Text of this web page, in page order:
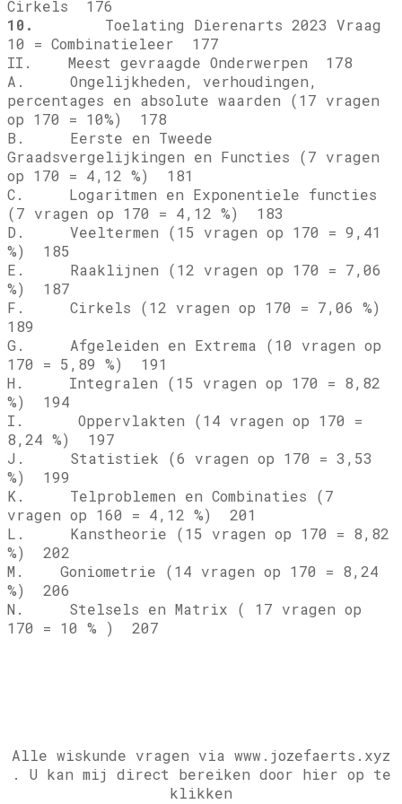
Cirkels 176
10.
Toelating Dierenarts 2023 Vraag
10 = Combinatieleer 177
II. Meest gevraagde Onderwerpen 178
A. Ongelijkheden, verhoudingen,
percentages en absolute waarden (17 vragen
op 170 = 10%) 178
B. Eerste en Tweede
Graadsvergelijkingen en Functies (7 vragen
op 170 = 4,12 %) 181
C. Logaritmen en Exponentiele functies
(7 vragen op 170 = 4,12 %) 183
D. Veeltermen (15 vragen op 170 = 9,41
%) 185
E. Raaklijnen (12 vragen op 170 = 7,06
%) 187
F. Cirkels (12 vragen op 170 = 7,06 %)
189
G. Afgeleiden en Extrema (10 vragen op
170 = 5,89 %) 191
H. Integralen (15 vragen op 170 = 8,82
%) 194
I. Oppervlakten (14 vragen op 170 =
8,24 %) 197
J. Statistiek (6 vragen op 170 = 3,53
%) 199
K. Telproblemen en Combinaties (7
vragen op 160 = 4,12 %) 201
L. Kanstheorie (15 vragen op 170 = 8,82
%) 202
M. Goniometrie (14 vragen op 170 = 8,24
%) 206
N. Stelsels en Matrix ( 17 vragen op
170 = 10 % ) 207
Alle wiskunde vragen via www.jozefaerts.xyz
. U kan mij direct bereiken door hier op te
klikken